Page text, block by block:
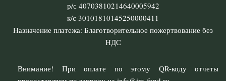
р/с 40703810214640005942
к/с 30101810145250000411
Назначение платежа: Благотворительное пожертвование без
НДС
Внимание! При оплате по этому QR-коду отчеты